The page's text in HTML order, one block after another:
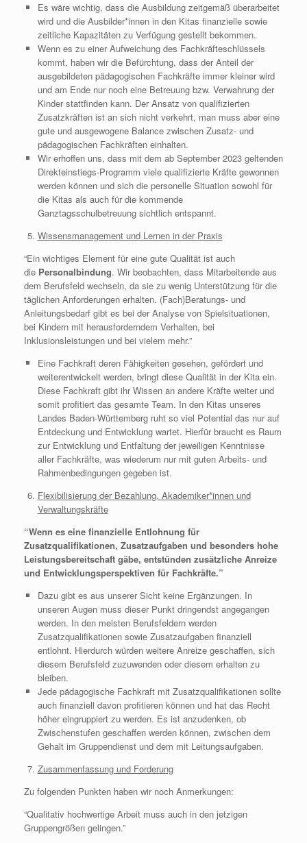
Es wäre wichtig, dass die Ausbildung zeitgemäß überarbeitet
wird und die Ausbilder*innen in den Kitas finanzielle sowie
zeitliche Kapazitäten zu Verfügung gestellt bekommen.
Wenn es zu einer Aufweichung des Fachkräfteschlüssels
kommt, haben wir die Befürchtung, dass der Anteil der
ausgebildeten pädagogischen Fachkräfte immer kleiner wird
und am Ende nur noch eine Betreuung bzw. Verwahrung der
Kinder stattfinden kann. Der Ansatz von qualifizierten
Zusatzkräften ist an sich nicht verkehrt, man muss aber eine
gute und ausgewogene Balance zwischen Zusatz- und
pädagogischen Fachkräften einhalten.
Wir erhoffen uns, dass mit dem ab September 2023 geltenden
Direkteinstiegs-Programm viele qualifizierte Kräfte gewonnen
werden können und sich die personelle Situation sowohl für
die Kitas als auch für die kommende
Ganztagsschulbetreuung sichtlich entspannt.
Wissensmanagement und Lernen in der Praxis
“Ein wichtiges Element für eine gute Qualität ist auch
die Personalbindung. Wir beobachten, dass Mitarbeitende aus
dem Berufsfeld wechseln, da sie zu wenig Unterstützung für die
täglichen Anforderungen erhalten. (Fach)Beratungs- und
Anleitungsbedarf gibt es bei der Analyse von Spielsituationen,
bei Kindern mit herausforderndem Verhalten, bei
Inklusionsleistungen und bei vielem mehr.”
Eine Fachkraft deren Fähigkeiten gesehen, gefördert und
weiterentwickelt werden, bringt diese Qualität in der Kita ein.
Diese Fachkraft gibt ihr Wissen an andere Kräfte weiter und
somit profitiert das gesamte Team. In den Kitas unseres
Landes Baden-Württemberg ruht so viel Potential das nur auf
Entdeckung und Entwicklung wartet. Hierfür braucht es Raum
zur Entwicklung und Entfaltung der jeweiligen Kenntnisse
aller Fachkräfte, was wiederum nur mit guten Arbeits- und
Rahmenbedingungen gegeben ist.
Flexibilisierung der Bezahlung, Akademiker*innen und
Verwaltungskräfte
“Wenn es eine finanzielle Entlohnung für
Zusatzqualifikationen, Zusatzaufgaben und besonders hohe
Leistungsbereitschaft gäbe, entstünden zusätzliche Anreize
und Entwicklungsperspektiven für Fachkräfte.”
Dazu gibt es aus unserer Sicht keine Ergänzungen. In
unseren Augen muss dieser Punkt dringendst angegangen
werden. In den meisten Berufsfeldern werden
Zusatzqualifikationen sowie Zusatzaufgaben finanziell
entlohnt. Hierdurch würden weitere Anreize geschaffen, sich
diesem Berufsfeld zuzuwenden oder diesem erhalten zu
bleiben.
Jede pädagogische Fachkraft mit Zusatzqualifikationen sollte
auch finanziell davon profitieren können und hat das Recht
höher eingruppiert zu werden. Es ist anzudenken, ob
Zwischenstufen geschaffen werden können, zwischen dem
Gehalt im Gruppendienst und dem mit Leitungsaufgaben.
Zusammenfassung und Forderung
Zu folgenden Punkten haben wir noch Anmerkungen:
“Qualitativ hochwertige Arbeit muss auch in den jetzigen
Gruppengrößen gelingen.”